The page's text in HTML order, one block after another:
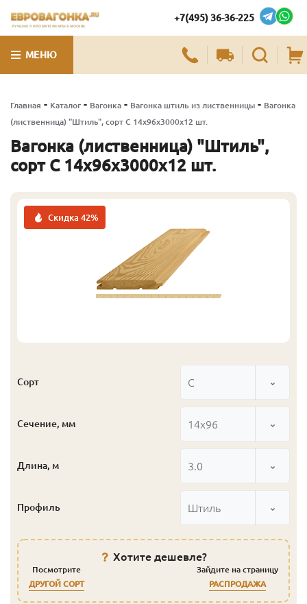
ЛУЧШИЕ ПИЛОМАТЕРИАЛЫ В МОСКВЕ
+7(495) 36-36-225
МЕНЮ
Главная - Каталог - Вагонка - Вагонка штиль из лиственницы - Вагонка
(лиственница) "Штиль", сорт С 14х96х3000х12 шт.
Вагонка (лиственница) "Штиль",
сорт С 14х96х3000х12 шт.
Скидка 42%
Сорт С
Сечение, мм 14x96
Длина, м 3.0
Профиль Штиль
Хотите дешевле?
Посмотрите
ДРУГОЙ СОРТ
Зайдите на страницу
РАСПРОДАЖА